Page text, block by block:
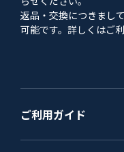
返品・交換につきまし
可能です。詳しくはご
ご利用ガイド